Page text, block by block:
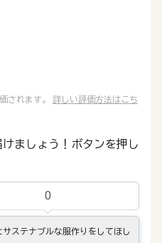
されます。 詳しい評価方法はこち
ましょう！ボタンを押し
0
ステナブルな服作りをしてほし